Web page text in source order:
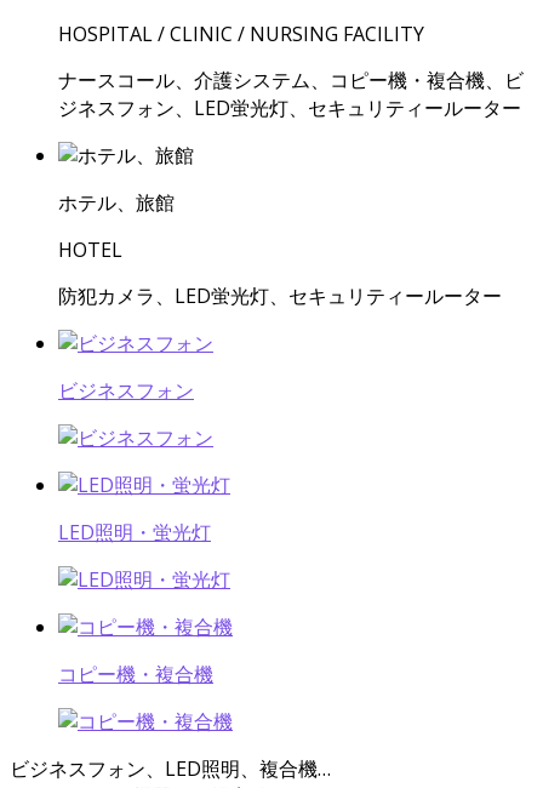
HOSPITAL / CLINIC / NURSING FACILITY
ナースコール、介護システム、コピー機・複合機、ビ
ジネスフォン、LED蛍光灯、セキュリティールーター
ホテル、旅館
HOTEL
防犯カメラ、LED蛍光灯、セキュリティールーター
ビジネスフォン
LED照明・蛍光灯
コピー機・複合機
ビジネスフォン、LED照明、複合機…